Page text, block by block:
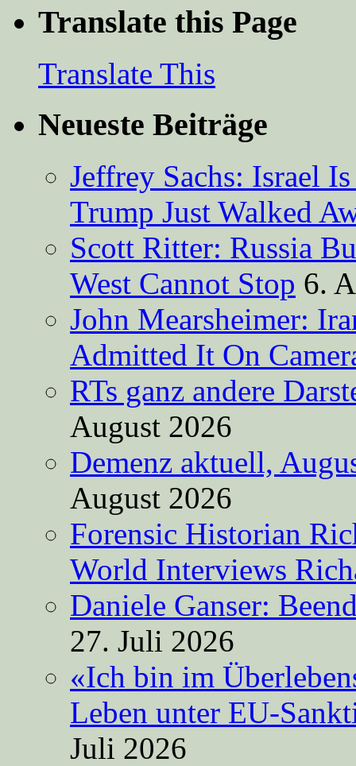
Translate this Page
Translate This
Neueste Beiträge
Jeffrey Sachs: Israel
Trump Just Walked
Scott Ritter: Russia
West Cannot Stop 6.
John Mearsheimer:
Admitted It On
RTs ganz andere
August 2026
Demenz aktuell,
August 2026
Forensic Historian
World Interviews
Daniele Ganser:
27. Juli 2026
«Ich bin im
Leben unter EU-
Juli 2026